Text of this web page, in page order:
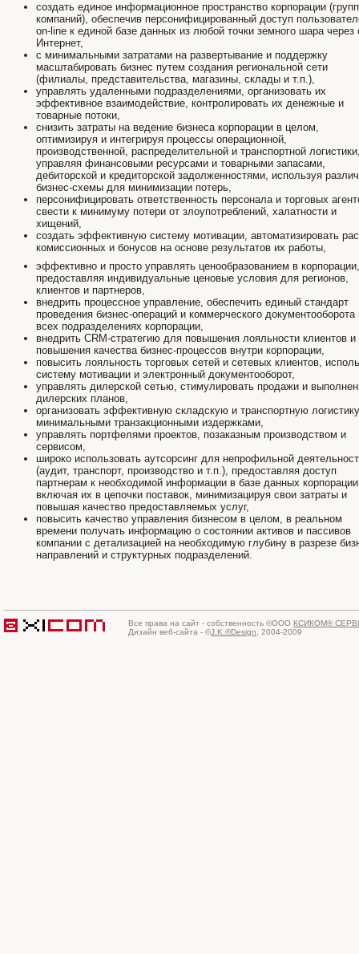
создать единое информационное пространство корпорации
компаний), обеспечив персонифицированный доступ
on-line к единой базе данных из любой точки земного шара через
Интернет,
с минимальными затратами на развертывание и поддержку
масштабировать бизнес путем создания региональной сети
(филиалы, представительства, магазины, склады и т.п.),
управлять удаленными подразделениями, организовать их
эффективное взаимодействие, контролировать их денежные и
товарные потоки,
снизить затраты на ведение бизнеса корпорации в целом,
оптимизируя и интегрируя процессы операционной,
производственной, распределительной и транспортной
управляя финансовыми ресурсами и товарными запасами,
дебиторской и кредиторской задолженностями, используя
бизнес-схемы для минимизации потерь,
персонифицировать ответственность персонала и торговых
свести к минимуму потери от злоупотреблений, халатности и
хищений,
создать эффективную систему мотивации, автоматизировать
комиссионных и бонусов на основе результатов их работы,
эффективно и просто управлять ценообразованием в корпорации,
предоставляя индивидуальные ценовые условия для регионов,
клиентов и партнеров,
внедрить процессное управление, обеспечить единый стандарт
проведения бизнес-операций и коммерческого документооборота
всех подразделениях корпорации,
внедрить CRM-стратегию для повышения лояльности клиентов и
повышения качества бизнес-процессов внутри корпорации,
повысить лояльность торговых сетей и сетевых клиентов,
систему мотивации и электронный документооборот,
управлять дилерской сетью, стимулировать продажи и
дилерских планов,
организовать эффективную складскую и транспортную
минимальными транзакционными издержками,
управлять портфелями проектов, позаказным производством и
сервисом,
широко использовать аутсорсинг для непрофильной
(аудит, транспорт, производство и т.п.), предоставляя доступ
партнерам к необходимой информации в базе данных
включая их в цепочки поставок, минимизацируя свои затраты и
повышая качество предоставляемых услуг,
повысить качество управления бизнесом в целом, в реальном
времени получать информацию о состоянии активов и пассивов
компании с детализацией на необходимую глубину в разрезе
направлений и структурных подразделений.
Все права на сайт - собственность ©ООО КСИКОМ®
Дизайн веб-сайта - ©J.K.®Design , 2004-2009